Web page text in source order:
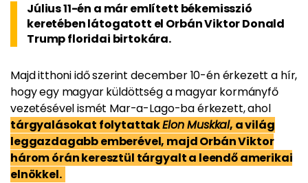
Július 11-én a már említett békemisszió
keretében látogatott el Orbán Viktor Donald
Trump floridai birtokára.
Majd itthoni idő szerint december 10-én érkezett a hír,
hogy egy magyar küldöttség a magyar kormányfő
vezetésével ismét Mar-a-Lago-ba érkezett, ahol
tárgyalásokat folytattakElon Muskkal, a világ
leggazdagabb emberével, majd Orbán Viktor
három órán keresztül tárgyalt a leendő amerikai
elnökkel.